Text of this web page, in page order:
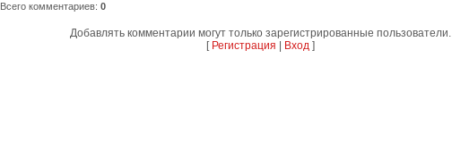
Всего комментариев: 0
Добавлять комментарии могут только зарегистрированные пользователи.
[ Регистрация Вход]